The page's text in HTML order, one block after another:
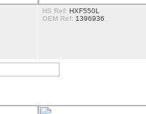
HS Ref: HXF550L
OEM Ref: 1396936